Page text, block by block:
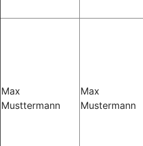
Max
Musttermann
Max
Mustermann